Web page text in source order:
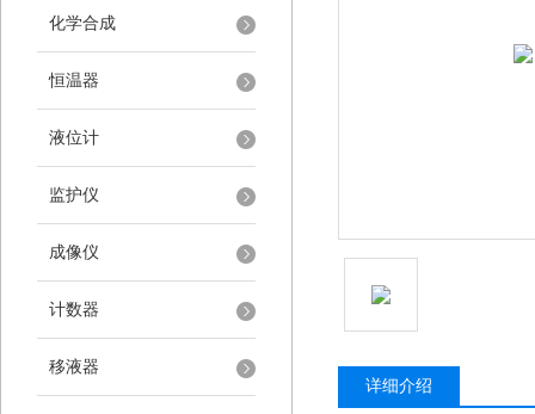
化学合成
恒温器
液位计
监护仪
成像仪
计数器
移液器
详细介绍